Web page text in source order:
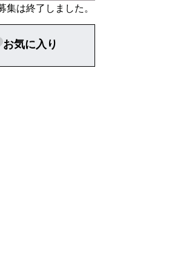
集は終了しました。
お気に入り